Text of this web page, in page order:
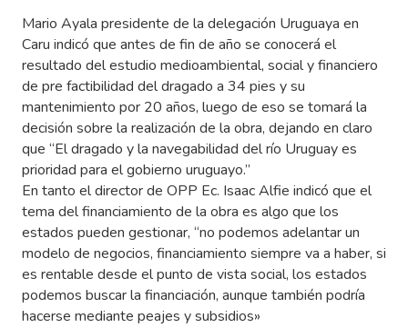
Mario Ayala presidente de la delegación Uruguaya en
Caru indicó que antes de fin de año se conocerá el
resultado del estudio medioambiental, social y financiero
de pre factibilidad del dragado a 34 pies y su
mantenimiento por 20 años, luego de eso se tomará la
decisión sobre la realización de la obra, dejando en claro
que “El dragado y la navegabilidad del río Uruguay es
prioridad para el gobierno uruguayo.”
En tanto el director de OPP Ec. Isaac Alfie indicó que el
tema del financiamiento de la obra es algo que los
estados pueden gestionar, “no podemos adelantar un
modelo de negocios, financiamiento siempre va a haber, si
es rentable desde el punto de vista social, los estados
podemos buscar la financiación, aunque también podría
hacerse mediante peajes y subsidios»